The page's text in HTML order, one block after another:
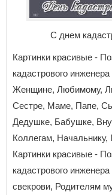
С днем
Картинки красивые -
кадастрового
Женщине, Любимому,
Сестре, Маме, Папе,
Дедушке, Бабушке,
Коллегам, Начальнику,
Картинки красивые -
кадастрового
свекрови, Родителям